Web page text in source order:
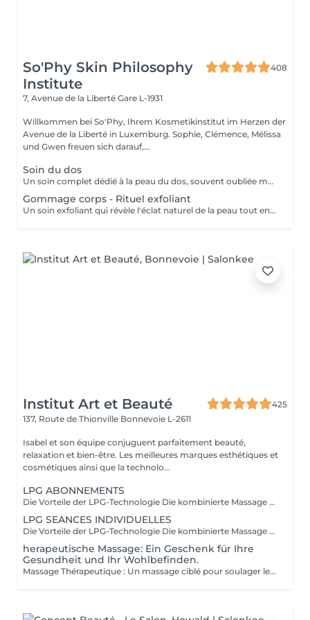
So'Phy Skin Philosophy
Institute
408
7, Avenue de la Liberté Gare L-1931
Willkommen bei So'Phy, Ihrem Kosmetikinstitut im Herzen der
Avenue de la Liberté in Luxemburg. Sophie, Clémence, Mélissa
und Gwen freuen sich darauf,...
Soin du dos
Un soin complet dédié à la peau du dos, souvent oubliée mais pourtant sujette aux tensions et aux imperfections. Ce soin débute par un nettoyage et une exfoliation afin de purifier la peau, affiner le grain de peau et améliorer sa texture. Selon vos besoins et la durée choisie (30 ou 60 minutes), un travail plus ciblé peut être réalisé pour désincruster la peau et rééquilibrer les zones concernées. Le soin se termine par un massage relaxant, permettant de relâcher les tensions accumulées et de procurer une sensation immédiate de bien-être. La peau est plus nette, plus douce et le dos profondément détendu. Un soin idéal pour prendre soin de cette zone souvent négligée tout en s'accordant un moment de détente.
Gommage corps - Rituel exfoliant
Un soin exfoliant qui révèle l'éclat naturel de la peau tout en offrant un véritable moment de détente. Le gommage permet d'éliminer les cellules mortes, d'affiner le grain de peau et de laisser la peau plus douce et lumineuse. Selon vos préférences, vous pouvez choisir entre un gommage au savon noir, pour une exfoliation enveloppante et purifiante, ou un gommage à grains, pour une action plus tonique et efficace. La senteur sélectionnée accompagne l'ensemble du soin et prolonge l'expérience, avec la possibilité d'ajouter une huile de massage pour un moment encore plus enveloppant. La peau est douce, lisse et délicatement parfumée, le corps détendu et l'esprit apaisé. Un soin idéal pour préparer la peau, la sublimer ou simplement s'offrir un moment pour soi.
Institut Art et Beauté
425
137, Route de Thionville Bonnevoie L-2611
Isabel et son équipe conjuguent parfaitement beauté,
relaxation et bien-être. Les meilleures marques esthétiques et
cosmétiques ainsi que la technolo...
LPG ABONNEMENTS
Die Vorteile der LPG-Technologie Die kombinierte Massage und Saugwirkung des LPG Cellu M6 Medical bietet 100 % natürliche Schlankheits-, Anti-Aging- und therapeutische Lösungen durch schmerzfreie Massagen, die die zellulären Mechanismen auf natürliche Weise reaktivieren und verschiedene Vorteile bieten, die auf Ihre spezifischen Bedürfnisse zugeschnitten sind. Ästhetische Vorteile: Reduziert Cellulite, wobei das "Orangenhaut"-Erscheinungsbild allmählich verschwindet und die Haut wieder glatt und fest erscheint. Harmonisiert die Silhouette. Strafft und verbessert das Hautbild. Reduziert das Erscheinungsbild von Narben, Transplantaten und Verbrennungen. Therapeutische Vorteile: Verbessert die Lymph- und Blutzirkulation. Fördert die postoperative Genesung. Erzeugt eine entspannende Wirkung. Reduziert Muskelschmerzen. Lindert schwere Beine und geschwollene Knöchel. Bereitet den Körper auf körperliche Anstrengung vor. Erleichtert die Erholung nach dem Training: Muskelkater usw. Behandelt sportbedingte Beschwerden: Sehnenentzündungen, Muskelverletzungen usw. Sorgt für Entspannung und Muskelentspannung. Geschulte Praktiker: Carla Lisete Carla Marie Francesca Kümmern Sie sich noch heute um Ihren Körper und Ihre Schönheit mit der LPG-Technologie, um Ihre Haut und Ihren Körper für die kommenden Jahre vorzubereiten.
LPG SEANCES INDIVIDUELLES
Die Vorteile der LPG-Technologie Die kombinierte Massage und Saugwirkung des LPG Cellu M6 Medical bietet 100 % natürliche Schlankheits-, Anti-Aging- und therapeutische Lösungen durch schmerzfreie Massagen, die die zellulären Mechanismen auf natürliche Weise reaktivieren und verschiedene Vorteile bieten, die auf Ihre spezifischen Bedürfnisse zugeschnitten sind. Ästhetische Vorteile: Reduziert Cellulite, wobei das "Orangenhaut"-Erscheinungsbild allmählich verschwindet und die Haut wieder glatt und fest erscheint. Harmonisiert die Silhouette. Strafft und verbessert das Hautbild. Reduziert das Erscheinungsbild von Narben, Transplantaten und Verbrennungen. Therapeutische Vorteile: Verbessert die Lymph- und Blutzirkulation. Fördert die postoperative Genesung. Erzeugt eine entspannende Wirkung. Reduziert Muskelschmerzen. Lindert schwere Beine und geschwollene Knöchel. Bereitet den Körper auf körperliche Anstrengung vor. Erleichtert die Erholung nach dem Training: Muskelkater usw. Behandelt sportbedingte Beschwerden: Sehnenentzündungen, Muskelverletzungen usw. Sorgt für Entspannung und Muskelentspannung. Geschulte Praktiker: Carla Lisete Carla Marie Francesca Kümmern Sie sich noch heute um Ihren Körper und Ihre Schönheit mit der LPG-Technologie, um Ihre Haut und Ihren Körper für die kommenden Jahre vorzubereiten.
herapeutische Massage: Ein Geschenk für Ihre
Gesundheit und Ihr Wohlbefinden.
Massage Thérapeutique : Un massage ciblé pour soulager les tensions musculaires, réduire le stress, et rééquilibrer votre corps. Soulagement des Douleurs Musculaires : Les techniques de massage ciblent les zones de tension pour libérer les nuds musculaires et améliorer la flexibilité. Réduction du Stress : Les massages aident à abaisser les niveaux de cortisol, l'hormone du stress, ce qui favorise la détente et une meilleure gestion du stress. Amélioration du Bien-être Général : Ils stimulent la circulation sanguine, renforcent le système immunitaire, et contribuent à un meilleur sommeil, ce qui mène à une vie plus équilibrée. Au-delà du physique, ces massages favorisent une sensation de paix intérieure et de clarté mentale. Praticiennes Qualifiées : Experts dans diverses techniques de massage. Traitements Personnalisés : Séances adaptées à vos besoins spécifiques. Ambiance Apaisante : Un environnement relaxant. Une nouvelle manière de prendre soin de vous.